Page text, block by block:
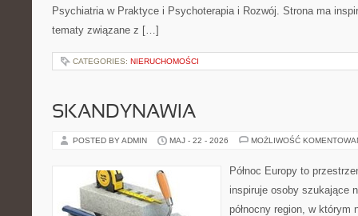
Psychiatria w Praktyce i Psychoterapia i Rozwój. Strona ma
tematy związane z […]
CATEGORIES: NIERUCHOMOŚCI
SKANDYNAWIA
POSTED BY ADMIN MAJ - 22 - 2026 MOŻLIWOŚĆ
Północ Europy to
inspiruje osoby szukające
północny region, w którym